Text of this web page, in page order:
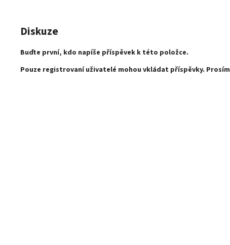
Diskuze
Buďte první, kdo napíše příspěvek k této položce.
Pouze registrovaní uživatelé mohou vkládat příspěvky. Prosím